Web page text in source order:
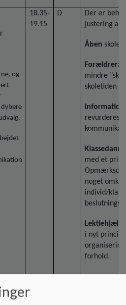
og
18.35-
19.15
D
Der er
justering af
Åben skole
Forældreråd
mindre
skoletiden
revurderes
med et
noget
individ/
i nyt princip
forhold.